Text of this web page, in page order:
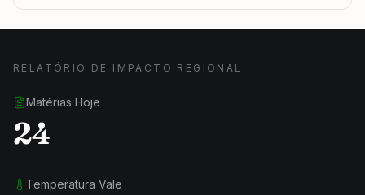
RELATÓRIO DE IMPACTO REGIONAL
Matérias Hoje
24
Temperatura Vale